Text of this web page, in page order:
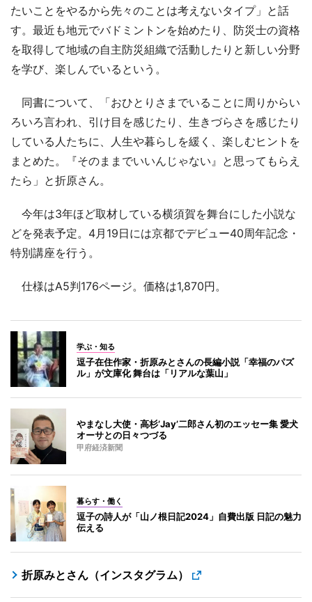
たいことをやるから先々のことは考えないタイプ」と話
す。最近も地元でバドミントンを始めたり、防災士の資格
を取得して地域の自主防災組織で活動したりと新しい分野
を学び、楽しんでいるという。
同書について、「おひとりさまでいることに周りからい
ろいろ言われ、引け目を感じたり、生きづらさを感じたり
している人たちに、人生や暮らしを緩く、楽しむヒントを
まとめた。『そのままでいいんじゃない』と思ってもらえ
たら」と折原さん。
今年は3年ほど取材している横須賀を舞台にした小説な
どを発表予定。4月19日には京都でデビュー40周年記念・
特別講座を行う。
仕様はA5判176ページ。価格は1,870円。
学ぶ・知る
逗子在住作家・折原みとさんの長編小説「幸福のパズ
ル」が文庫化 舞台は「リアルな葉山」
やまなし大使・高杉’Jay’二郎さん初のエッセー集 愛犬
オーサとの日々つづる
甲府経済新聞
暮らす・働く
逗子の詩人が「山ノ根日記2024」自費出版 日記の魅力
伝える
折原みとさん（インスタグラム）